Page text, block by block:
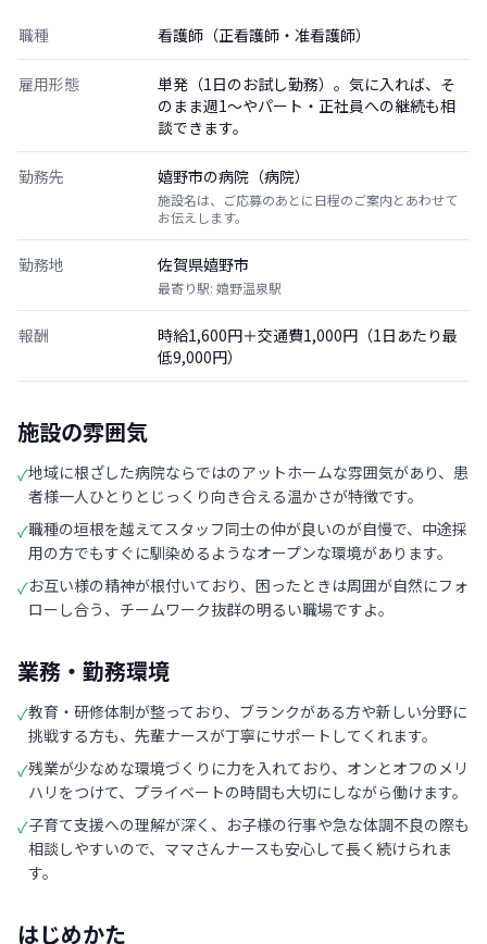
職種 看護師（正看護師・准看護師）
雇用形態
単発（1日のお試し勤務）。気に入れば、そ
のまま週1〜やパート・正社員への継続も相
談できます。
勤務先 嬉野市の病院（病院）
施設名は、ご応募のあとに日程のご案内とあわせて
お伝えします。
勤務地 佐賀県嬉野市
最寄り駅: 嬉野温泉駅
報酬
時給1,600円＋交通費1,000円（1日あたり最
低9,000円）
施設の雰囲気
✓地域に根ざした病院ならではのアットホームな雰囲気があり、患
者様一人ひとりとじっくり向き合える温かさが特徴です。
✓職種の垣根を越えてスタッフ同士の仲が良いのが自慢で、中途採
用の方でもすぐに馴染めるようなオープンな環境があります。
✓お互い様の精神が根付いており、困ったときは周囲が自然にフォ
ローし合う、チームワーク抜群の明るい職場ですよ。
業務・勤務環境
✓教育・研修体制が整っており、ブランクがある方や新しい分野に
挑戦する方も、先輩ナースが丁寧にサポートしてくれます。
✓残業が少なめな環境づくりに力を入れており、オンとオフのメリ
ハリをつけて、プライベートの時間も大切にしながら働けます。
✓子育て支援への理解が深く、お子様の行事や急な体調不良の際も
相談しやすいので、ママさんナースも安心して長く続けられま
す。
はじめかた